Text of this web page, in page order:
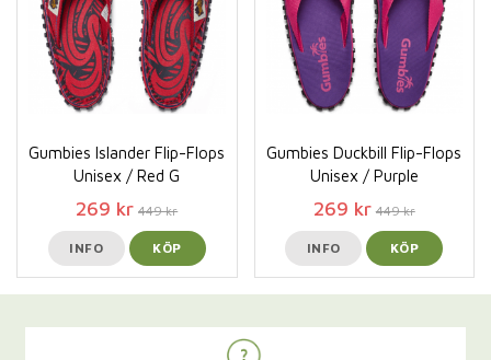
Gumbies Islander Flip-Flops
Unisex / Red G
269 kr 449 kr
INFO KÖP
Gumbies Duckbill Flip-Flops
Unisex / Purple
269 kr 449 kr
INFO KÖP